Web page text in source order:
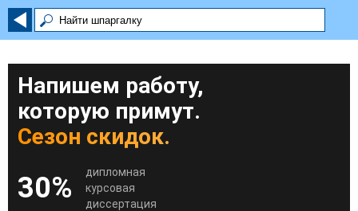
Напишем работу,
которую примут.
Сезон скидок.
30%
дипломная
курсовая
диссертация